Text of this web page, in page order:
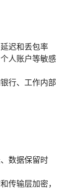
迟和丢包率
人账户等敏感
行、工作内部
数据保留时
传输层加密，